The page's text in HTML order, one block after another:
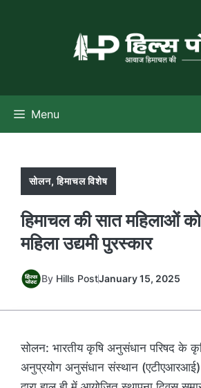
Menu
सोलन,हिमाचल विशेष
हिमाचल की सात महिलाओं
महिला उद्यमी पुरस्कार
By Hills PostJanuary 15, 2025
सोलन: भारतीय कृषि अनुसंधान परिषद के कृषि
अनुप्रयोग अनुसंधान संस्थान (एटीएआरआई)